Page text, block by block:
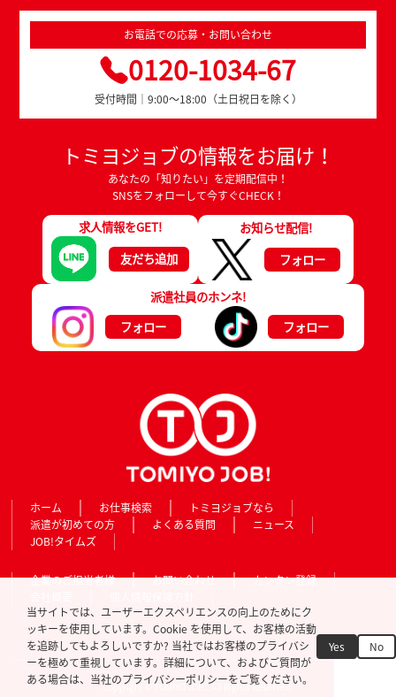
お電話での応募・お問い合わせ
0120-1034-67
受付時間｜9:00～18:00（土日祝日を除く）
トミヨジョブの情報をお届け！
あなたの「知りたい」を定期配信中！
SNSをフォローして今すぐCHECK！
求人情報をGET!
友だち追加
お知らせ配信!
フォロー
派遣社員のホンネ!
フォロー
フォロー
ホーム お仕事検索
トミヨジョブなら
派遣が初めての方
よくある質問
ニュース
JOB!タイムズ
企業のご担当者様 お問い合わせ
カンタン登録
Copyright © TOMIYO JOB!. All Rights Reserved.
当サイトでは、ユーザーエクスペリエンスの向上のためにク
ッキーを使用しています。Cookie を使用して、お客様の活動
を追跡してもよろしいですか? 当社ではお客様のプライバシ
ーを極めて重視しています。詳細について、およびご質問が
ある場合は、当社のプライバシーポリシーをご覧ください。
Yes No